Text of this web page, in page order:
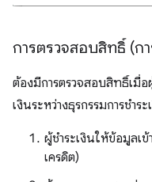
การตรวจสอบสิทธิ์ (ก
ต้องมีการตรวจสอบสิทธิ์เมื่อ
เงินระหว่างธุรกรรมการชำระ
ผู้ชำระเงินให้ข้อมูลเ
เครดิต)